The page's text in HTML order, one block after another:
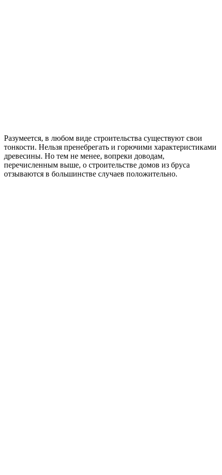
Разумеется, в любом виде строительства существуют свои
тонкости. Нельзя пренебрегать и горючими характеристиками
древесины. Но тем не менее, вопреки доводам,
перечисленным выше, о строительстве домов из бруса
отзываются в большинстве случаев положительно.